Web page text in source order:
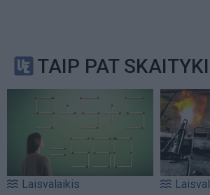
TAIP PAT
Laisvalaikis